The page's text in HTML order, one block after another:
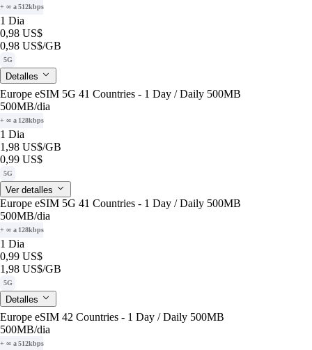
+ ∞ a 512kbps
1 Dia
0,98 US$
0,98 US$/GB
5G
Detalles
Europe eSIM 5G 41 Countries - 1 Day / Daily 500MB
500MB/dia
+ ∞ a 128kbps
1 Dia
1,98 US$/GB
0,99 US$
5G
Ver detalles
Europe eSIM 5G 41 Countries - 1 Day / Daily 500MB
500MB/dia
+ ∞ a 128kbps
1 Dia
0,99 US$
1,98 US$/GB
5G
Detalles
Europe eSIM 42 Countries - 1 Day / Daily 500MB
500MB/dia
+ ∞ a 512kbps